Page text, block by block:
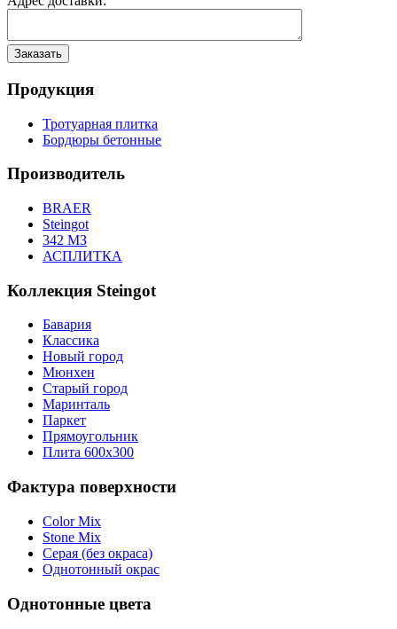
Продукция
Тротуарная плитка
Бордюры бетонные
Производитель
BRAER
Steingot
342 МЗ
АСПЛИТКА
Коллекция Steingot
Бавария
Классика
Новый город
Мюнхен
Старый город
Маринталь
Паркет
Прямоугольник
Плита 600х300
Фактура поверхности
Color Mix
Stone Mix
Серая (без окраса)
Однотонный окрас
Однотонные цвета